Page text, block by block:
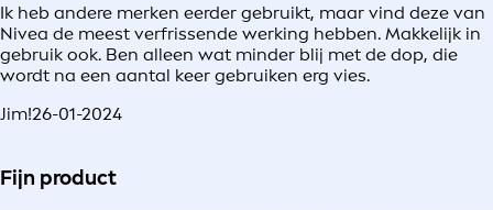
Ik heb andere merken eerder gebruikt, maar vind deze van
Nivea de meest verfrissende werking hebben. Makkelijk in
gebruik ook. Ben alleen wat minder blij met de dop, die
wordt na een aantal keer gebruiken erg vies.
Jim!26-01-2024
Fijn product